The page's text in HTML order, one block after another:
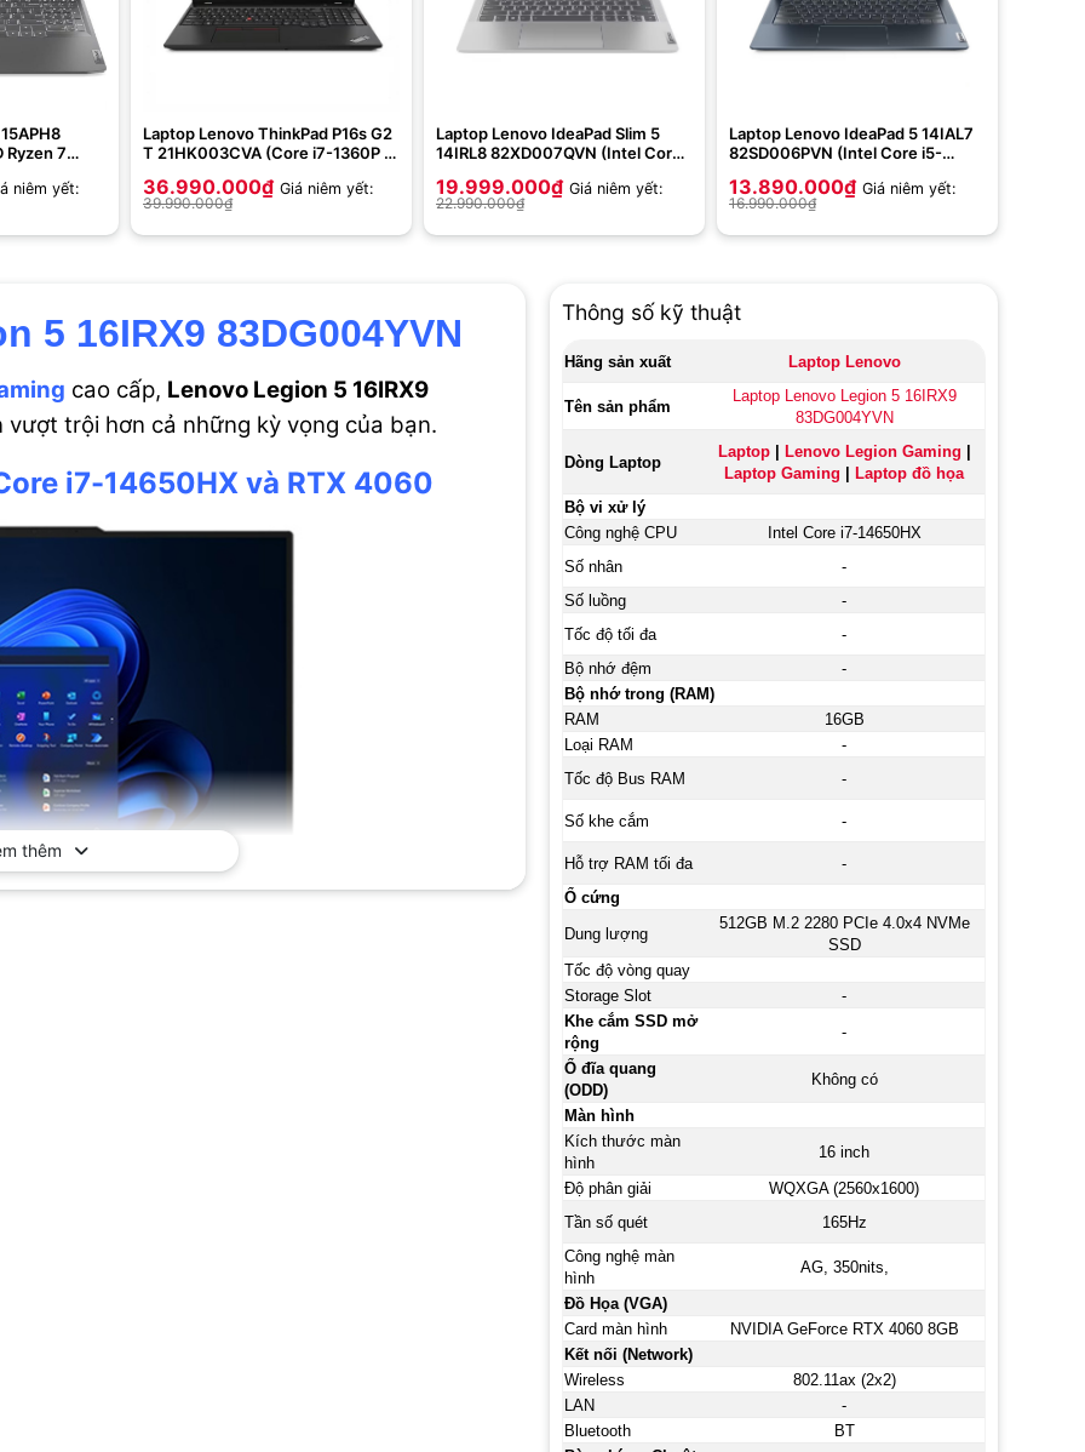
Ryzen 7
| Win 11
niêm yết:
Laptop Lenovo ThinkPad P16s G2
T 21HK003CVA (Core i7-1360P |
16 inh WUXGA | No OS | Đen)
36.990.000₫ Giá niêm yết:
39.990.000₫
Laptop Lenovo IdeaPad Slim 5
14IRL8 82XD007QVN (Intel Core
UHD | 14 inch WUXGA | Win 11|
Xám)
19.999.000₫ Giá niêm yết:
22.990.000₫
Laptop Lenovo IdeaPad 5 14IAL7
82SD006PVN (Intel Core i5-
| 14 inch FHD | Win 11 | Xanh)
13.890.000₫ Giá niêm yết:
16.990.000₫
5 16IRX9 83DG004YVN
cao cấp, Lenovo Legion 5 16IRX9
trội hơn cả những kỳ vọng của bạn.
i7-14650HX và RTX 4060
thêm
Thông số kỹ thuật
Hãng sản xuất Laptop Lenovo
Tên sản phẩm
Laptop Lenovo Legion 5 16IRX9
83DG004YVN
Dòng Laptop
Laptop| Lenovo Legion Gaming
Laptop Gaming
Laptop đồ họa
Bộ vi xử lý
Công nghệ CPU
Intel Core i7-14650HX
Số nhân
-
Số luồng
-
Tốc độ tối đa
-
Bộ nhớ đệm
-
Bộ nhớ trong (RAM)
RAM
16GB
Loại RAM
-
Tốc độ Bus RAM
-
Số khe cắm -
Hỗ trợ RAM tối đa
-
Ổ cứng
Dung lượng
512GB M.2 2280 PCIe 4.0x4 NVMe
SSD
Tốc độ vòng quay
Storage Slot
-
Khe cắm SSD mở
rộng
-
Ổ đĩa quang
(ODD)
Không có
Màn hình
Kích thước màn
hình
16 inch
Độ phân giải
WQXGA (2560x1600)
Tần số quét
165Hz
Công nghệ màn
hình
AG, 350nits,
Đồ Họa (VGA)
Card màn hình
NVIDIA GeForce RTX 4060 8GB
Kết nối (Network)
Wireless
802.11ax (2x2)
LAN
-
Bluetooth
BT